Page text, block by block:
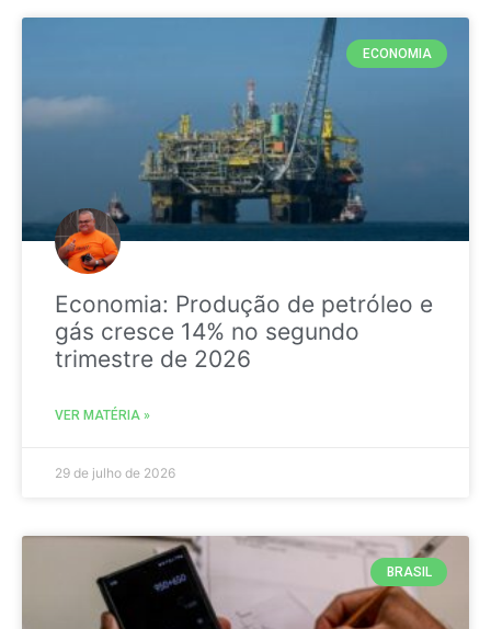
ECONOMIA
Economia: Produção de petróleo e
gás cresce 14% no segundo
trimestre de 2026
VER MATÉRIA »
29 de julho de 2026
BRASIL